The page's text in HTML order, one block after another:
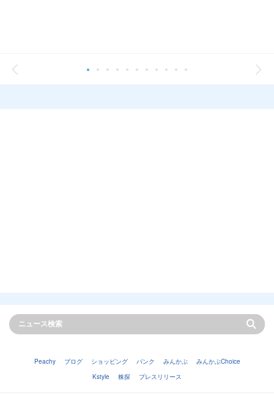
Peachy ブログ ショッピング バンク みんかぶ
みんかぶChoice
Kstyle
株探 プレスリリース